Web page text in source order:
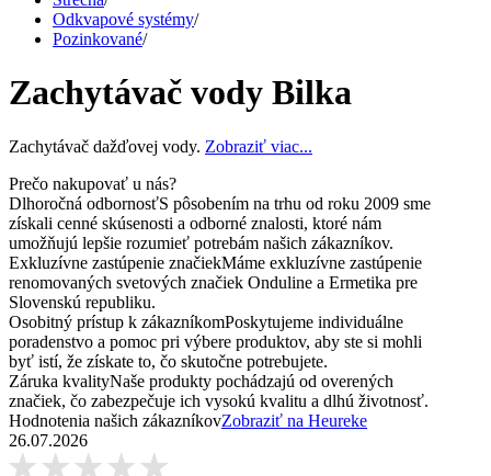
Odkvapové systémy/
Pozinkované/
Zachytávač vody Bilka
Zachytávač dažďovej vody. Zobraziť viac...
Prečo nakupovať u nás?
Dlhoročná odbornosťS pôsobením na trhu od roku 2009 sme
získali cenné skúsenosti a odborné znalosti, ktoré nám
umožňujú lepšie rozumieť potrebám našich zákazníkov.
Exkluzívne zastúpenie značiekMáme exkluzívne zastúpenie
renomovaných svetových značiek Onduline a Ermetika pre
Slovenskú republiku.
Osobitný prístup k zákazníkomPoskytujeme individuálne
poradenstvo a pomoc pri výbere produktov, aby ste si mohli
byť istí, že získate to, čo skutočne potrebujete.
Záruka kvalityNaše produkty pochádzajú od overených
značiek, čo zabezpečuje ich vysokú kvalitu a dlhú životnosť.
Hodnotenia našich zákazníkovZobraziť na Heureke
26.07.2026